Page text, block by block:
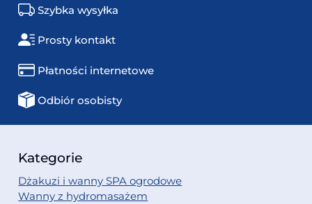
Szybka wysyłka
Prosty kontakt
Płatności internetowe
Odbiór osobisty
Kategorie
Dżakuzi i wanny SPA ogrodowe
Wanny z hydromasażem